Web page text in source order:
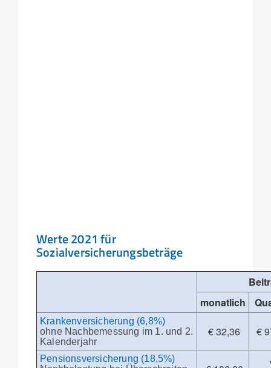
Werte 2021 für
Sozialversicherungsbeträge
monatlich
Krankenversicherung (6,8%)
ohne Nachbemessung im 1. und 2.
Kalenderjahr
€ 32,36 €
Pensionsversicherung (18,5%)